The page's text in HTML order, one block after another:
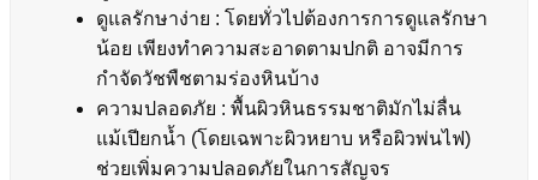
ดูแลรักษาง่าย : โดยทั่วไปต้องการการดูแลรักษา
น้อย เพียงทำความสะอาดตามปกติ อาจมีการ
กำจัดวัชพืชตามร่องหินบ้าง
ความปลอดภัย : พื้นผิวหินธรรมชาติมักไม่ลื่น
แม้เปียกน้ำ (โดยเฉพาะผิวหยาบ หรือผิวพ่นไฟ)
ช่วยเพิ่มความปลอดภัยในการสัญจร